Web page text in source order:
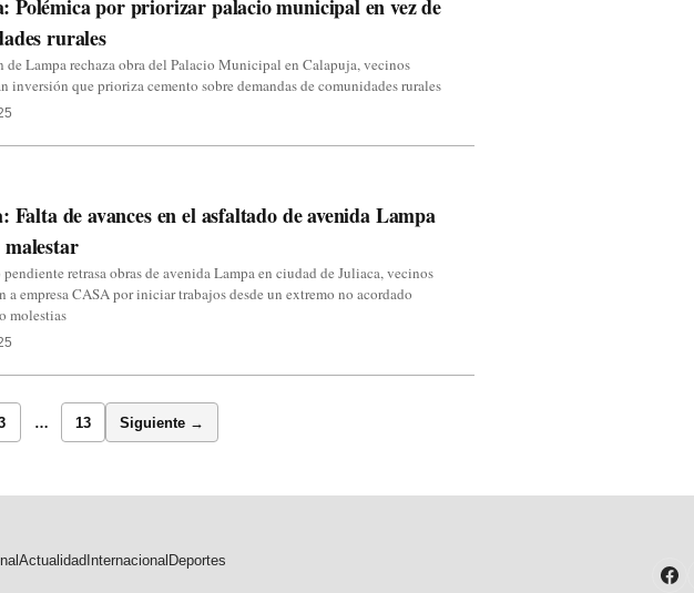
Polémica por priorizar palacio municipal en vez de
rurales
de Lampa rechaza obra del Palacio Municipal en Calapuja, vecinos
inversión que prioriza cemento sobre demandas de comunidades rurales
Falta de avances en el asfaltado de avenida Lampa
malestar
retrasa obras de avenida Lampa en ciudad de Juliaca, vecinos
a empresa CASA por iniciar trabajos desde un extremo no acordado
molestias
… 13 Siguiente →
Actualidad Internacional Deportes